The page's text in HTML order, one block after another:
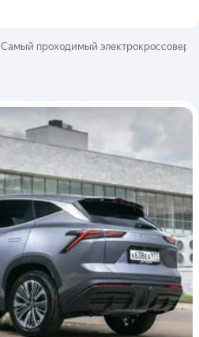
Самый проходимый электрокроссовер